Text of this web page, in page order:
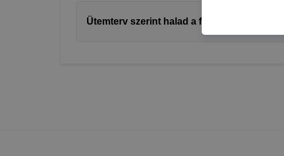
Ütemterv szerint halad a fejlesztési
használja:
honlapot -
használja